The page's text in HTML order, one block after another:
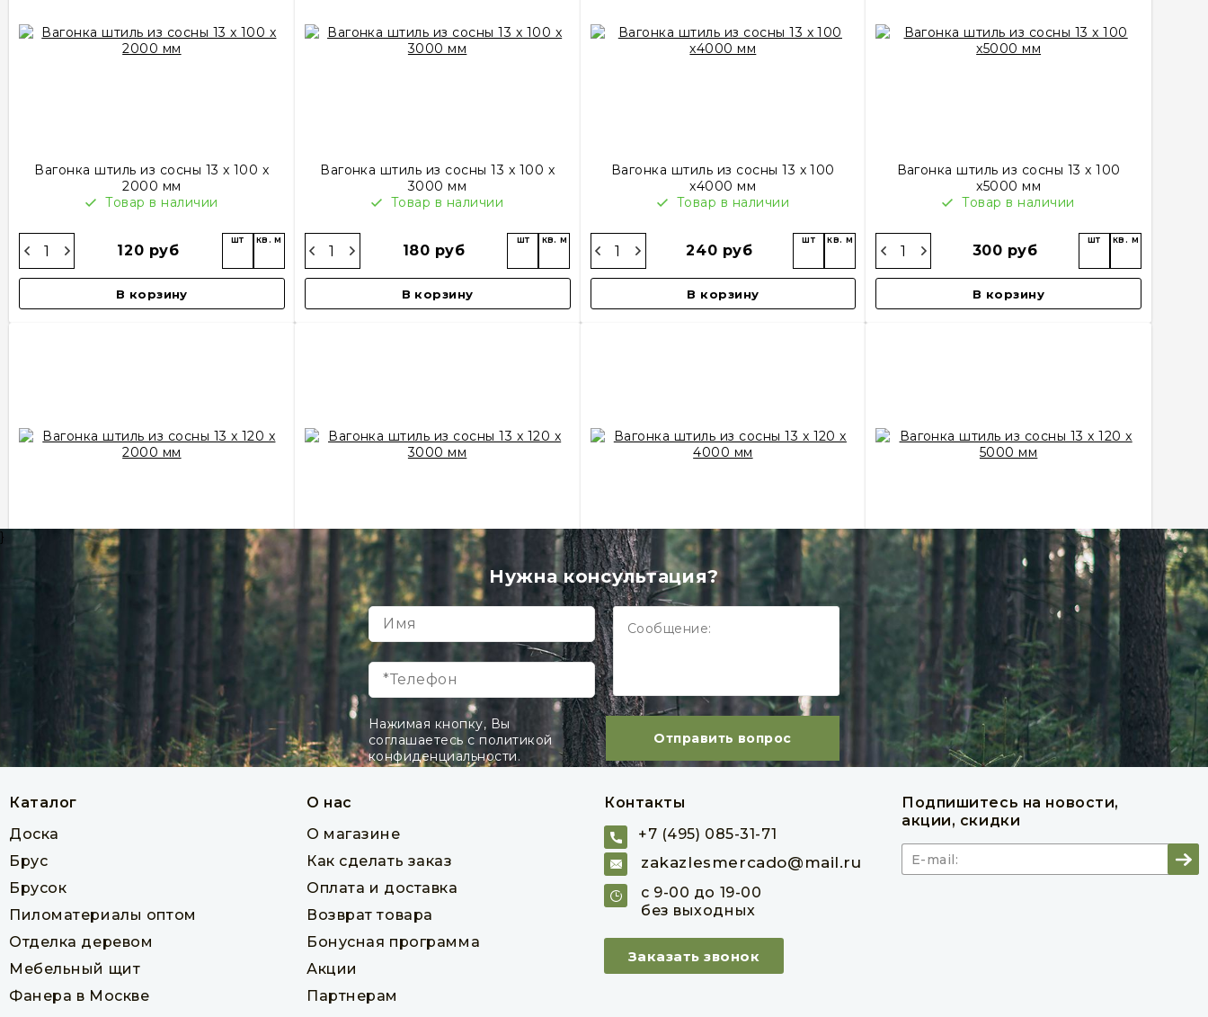
Вагонка штиль из сосны 13 x 100 x
2000 мм
Товар в наличии
120 руб
шт кв. м
В корзину
Вагонка штиль из сосны 13 x 100 x
3000 мм
Товар в наличии
180 руб
шт кв. м
В корзину
Вагонка штиль из сосны 13 x 100
x4000 мм
Товар в наличии
240 руб
шт кв. м
В корзину
Вагонка штиль из сосны 13 x 100
x5000 мм
Товар в наличии
300 руб
шт кв. м
В корзину
Вагонка штиль из сосны 13 x 120 x
2000 мм
Товар в наличии
144 руб
кв. м
Вагонка штиль из сосны 13 x 120 x
3000 мм
Товар в наличии
216 руб
шт кв. м
В корзину
Вагонка штиль из сосны 13 x 120 x
4000 мм
Товар в наличии
В корзину
Вагонка штиль из сосны 13 x 120 x
5000 мм
Товар в наличии
360 руб
В корзину
Вагонка штиль из сосны 13 x 120 x
6000 мм
Вагонка штиль из сосны 13 x 140 x
Вагонка штиль из сосны 13 x 140 x
}
Нужна консультация?
Нажимая кнопку, Вы
соглашаетесь с политикой
конфиденциальности.
Отправить вопрос
Каталог
Доска
Брус
Брусок
Пиломатериалы оптом
Отделка деревом
Мебельный щит
Фанера в Москве
О нас
О магазине
Как сделать заказ
Оплата и доставка
Возврат товара
Бонусная программа
Акции
Партнерам
Контакты
+7 (495) 085-31-71
zakazlesmercado@mail.ru
с 9-00 до 19-00
без выходных
Заказать звонок
Подпишитесь на новости,
акции, скидки